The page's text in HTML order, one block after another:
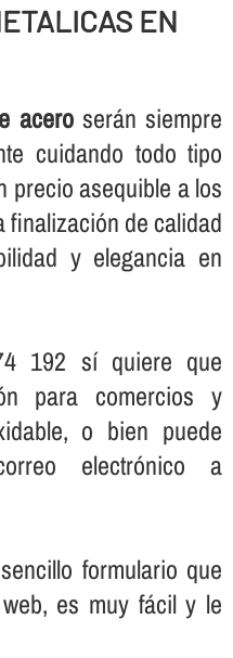
EN
aceroserán siempre
cuidando todo tipo
precio asequible a los
finalización de calidad
y elegancia en
192 sí­ quiere que
para comercios y
o bien puede
electrónico a
formulario que
es muy fácil y le